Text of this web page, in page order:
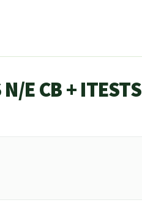
E CB + ITESTS